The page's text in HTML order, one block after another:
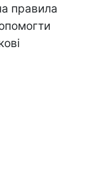
правила